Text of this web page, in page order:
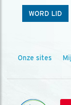
WORD LID
Onze sites